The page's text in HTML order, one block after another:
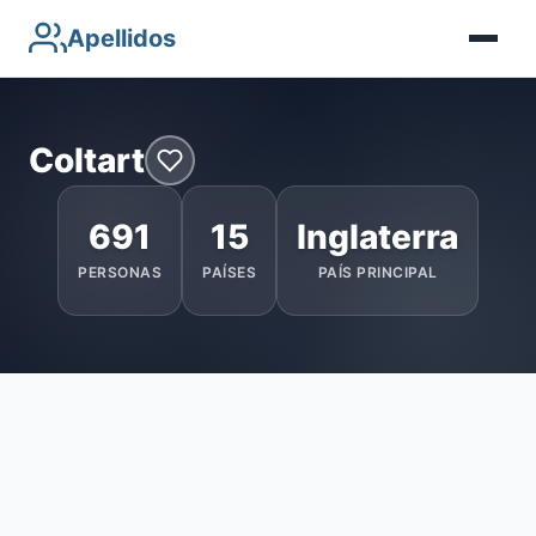
Apellidos
Coltart
691
PERSONAS
15
PAÍSES
Inglaterra
PAÍS PRINCIPAL